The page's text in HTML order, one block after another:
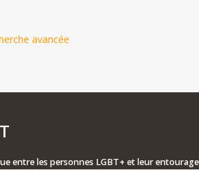
avancée
entre les personnes LGBT+ et leur entourage